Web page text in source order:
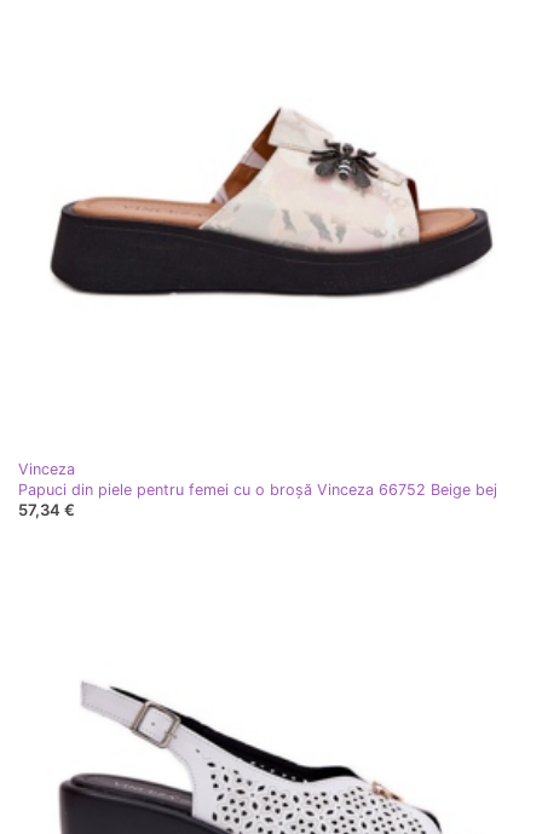
Vinceza
Papuci din piele pentru femei cu o broșă Vinceza 66752 Beige bej
57,34 €